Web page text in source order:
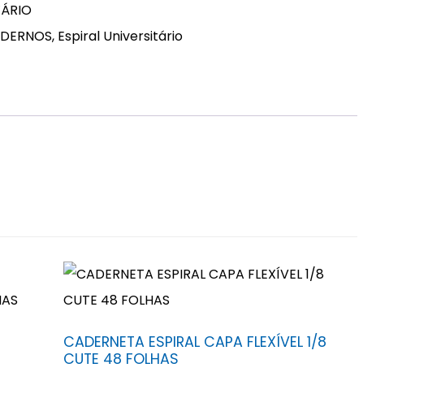
, Espiral Universitário
CADERNETA ESPIRAL CAPA FLEXÍVEL 1/8
CUTE 48 FOLHAS